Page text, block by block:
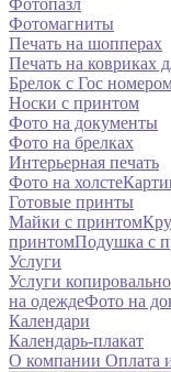
Фотопазл
Фотомагниты
Печать на шопперах
Печать на ковриках
Брелок с Гос
Носки с принтом
Фото на документы
Фото на брелках
Интерьерная печать
Фото на холсте
Готовые принты
Майки с принтом
принтомПодушка с
Услуги
Услуги
на одеждеФото на
Календари
Календарь-плакат
О компании Оплата